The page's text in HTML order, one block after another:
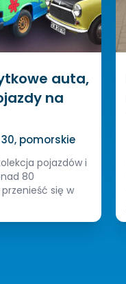
auta,
na
pomorskie
pojazdów i
80
się w